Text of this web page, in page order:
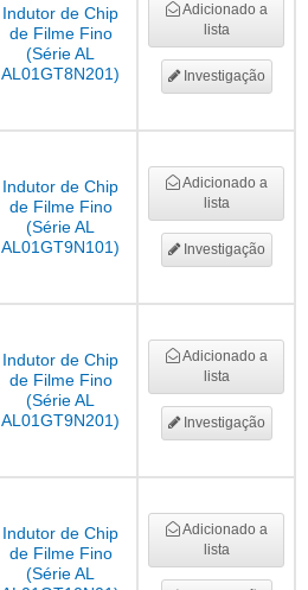
Indutor de Chip
de Filme Fino
(Série AL
AL01GT8N201)
Adicionado a
lista
Investigação
Indutor de Chip
de Filme Fino
(Série AL
AL01GT9N101)
Adicionado a
lista
Investigação
Indutor de Chip
de Filme Fino
(Série AL
AL01GT9N201)
Adicionado a
lista
Investigação
Indutor de Chip
de Filme Fino
(Série AL
Adicionado a
lista